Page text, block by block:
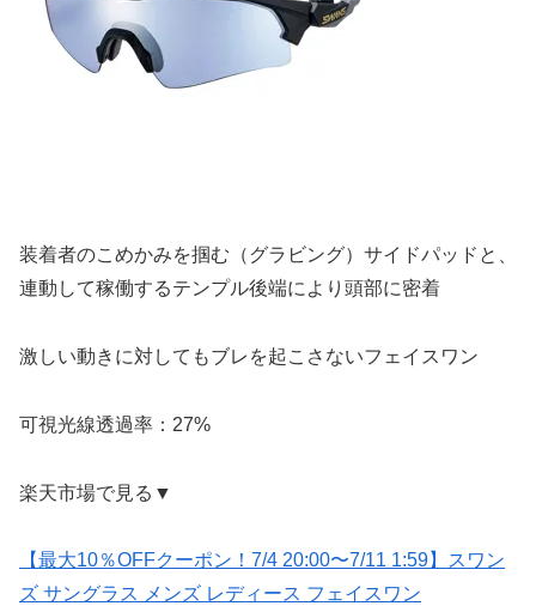
装着者のこめかみを掴む（グラビング）サイドパッドと、
連動して稼働するテンプル後端により頭部に密着
激しい動きに対してもブレを起こさないフェイスワン
可視光線透過率：27%
楽天市場で見る▼
【最大10％OFFクーポン！7/4 20:00〜7/11 1:59】スワン
ズ サングラス メンズ レディース フェイスワン